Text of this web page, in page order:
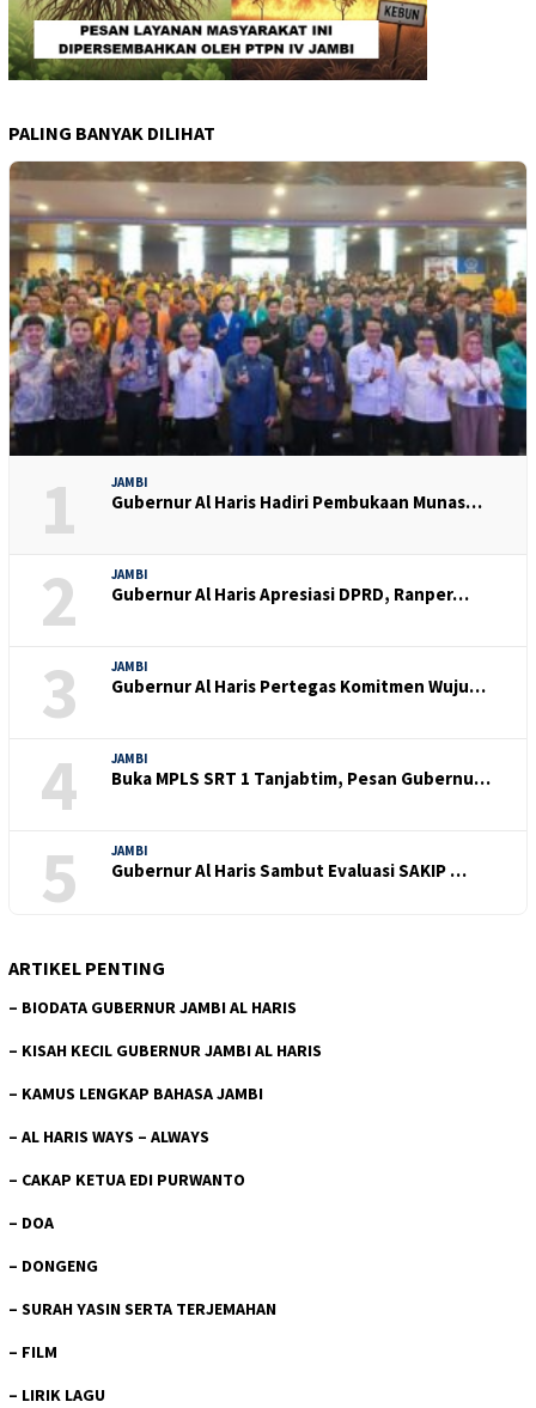
PALING BANYAK DILIHAT
1 JAMBI
Gubernur Al Haris Hadiri Pembukaan Munas…
2 JAMBI
Gubernur Al Haris Apresiasi DPRD, Ranper…
3 JAMBI
Gubernur Al Haris Pertegas Komitmen Wuju…
4 JAMBI
Buka MPLS SRT 1 Tanjabtim, Pesan Gubernu…
5 JAMBI
Gubernur Al Haris Sambut Evaluasi SAKIP …
ARTIKEL PENTING
– BIODATA GUBERNUR JAMBI AL HARIS
– KISAH KECIL GUBERNUR JAMBI AL HARIS
– KAMUS LENGKAP BAHASA JAMBI
– AL HARIS WAYS – ALWAYS
– CAKAP KETUA EDI PURWANTO
– DOA
– DONGENG
– SURAH YASIN SERTA TERJEMAHAN
– FILM
– LIRIK LAGU